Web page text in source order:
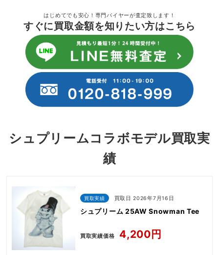
はじめてでも安心！専門バイヤーが査定致します！
すぐに買取金額を知りたい方はこちら
シュプリームコラボモデル買取実
績
買取実績 買取日 2026年7月16日
シュプリーム 25AW Snowman Tee
買取実績価格 4,200円